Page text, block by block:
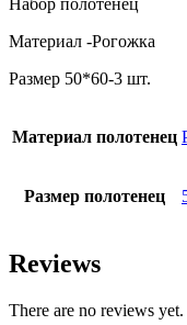
Набор полотенец
Материал -Рогожка
Размер 50*60-3 шт.
Материал полотенец
Размер полотенец
Reviews
There are no reviews yet.